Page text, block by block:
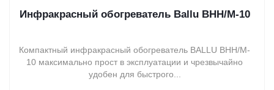
Инфракрасный обогреватель Ballu BHH/M-10
Компактный инфракрасный обогреватель BALLU BHH/M-
10 максимально прост в эксплуатации и чрезвычайно
удобен для быстрого...